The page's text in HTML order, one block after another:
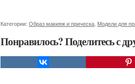
Категории: Образ макияж и прическа Модели для
Понравилось? Поделитесь с